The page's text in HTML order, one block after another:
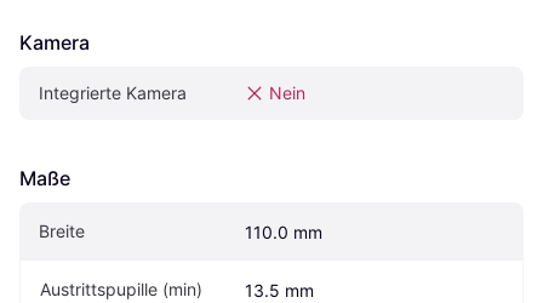
Kamera
Integrierte Kamera Nein
Maße
Breite 110.0 mm
Austrittspupille (min) 13.5 mm